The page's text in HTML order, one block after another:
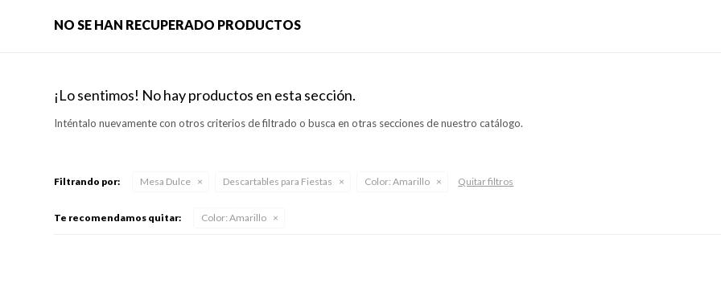
NO SE HAN RECUPERADO PRODUCTOS
¡Lo sentimos! No hay productos en esta sección.
Inténtalo nuevamente con otros criterios de filtrado o busca en otras secciones de nuestro catálogo.
Filtrando por: Mesa Dulce Descartables para Fiestas Color: Amarillo Quitar filtros
Te recomendamos quitar: Color: Amarillo